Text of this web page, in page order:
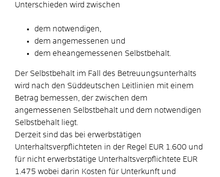
Unterschieden wird zwischen
dem notwendigen,
dem angemessenen und
dem eheangemessenen Selbstbehalt.
Der Selbstbehalt im Fall des Betreuungsunterhalts
wird nach den Süddeutschen Leitlinien mit einem
Betrag bemessen, der zwischen dem
angemessenen Selbstbehalt und dem notwendigen
Selbstbehalt liegt.
Derzeit sind das bei erwerbstätigen
Unterhaltsverpflichteten in der Regel EUR 1.600 und
für nicht erwerbstätige Unterhaltsverpflichtete EUR
1.475 wobei darin Kosten für Unterkunft und